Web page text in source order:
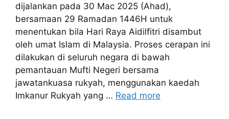
dijalankan pada 30 Mac 2025 (Ahad),
bersamaan 29 Ramadan 1446H untuk
menentukan bila Hari Raya Aidilfitri disambut
oleh umat Islam di Malaysia. Proses cerapan ini
dilakukan di seluruh negara di bawah
pemantauan Mufti Negeri bersama
jawatankuasa rukyah, menggunakan kaedah
Imkanur Rukyah yang … Read more